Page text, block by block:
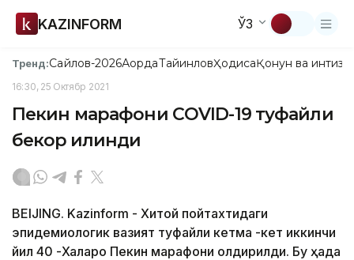
KAZINFORM ЎЗ
Тренд:Сайлов-2026АқордаТайинловҲодисаҚонун ва
16:30, 25 Октябр 2021
Пекин марафони CОVID-19 туфайли
бекор қилинди
BEIJING. Kazinform - Хитой пойтахтидаги
эпидемиологик вазият туфайли кетма -кет иккинчи
йил 40 -Халқаро Пекин марафони қолдирилди. Бу ҳақда